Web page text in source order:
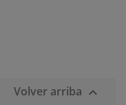
Volver arriba 